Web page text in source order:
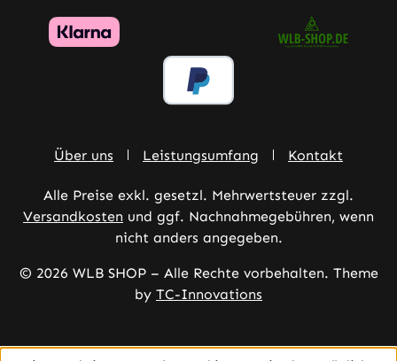
Über uns Leistungsumfang Kontakt
Alle Preise exkl. gesetzl. Mehrwertsteuer zzgl.
Versandkosten und ggf. Nachnahmegebühren, wenn
nicht anders angegeben.
© 2026 WLB SHOP – Alle Rechte vorbehalten. Theme
by TC-Innovations